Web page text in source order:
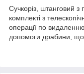
Сучкоріз, штанговий
комплекті з
операції по
допомоги драбини, що